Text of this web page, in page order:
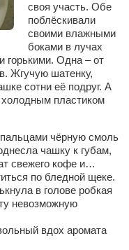
своя участь. Обе
поблёскивали
своими влажными
боками в лучах
горькими. Одна – от
Жгучую шатенку,
сотни её подруг. А
пластиком
чёрную смоль
чашку к губам,
свежего кофе и…
по бледной щеке.
в голове робкая
невозможную
вдох аромата